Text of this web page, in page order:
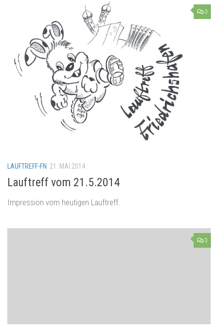
0
LAUFTREFF-FN 21. MAI 2014
Lauftreff vom 21.5.2014
Impression vom heutigen Lauftreff.
0